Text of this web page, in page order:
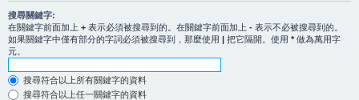
搜尋關鍵字:
在關鍵字前面加上 + 表示必須被搜尋到的。在關鍵字前面加上 - 表示不必被搜尋到的。
如果關鍵字中僅有部分的字詞必須被搜尋到，那麼使用 | 把它隔開。使用 * 做為萬用字
元。
搜尋符合以上所有關鍵字的資料
搜尋符合以上任一關鍵字的資料